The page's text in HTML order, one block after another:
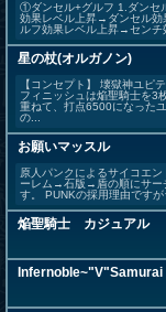
①ダンセル+グルフ 1.ダンセ
効果レベル上昇→ダンセル効
ルフ効果レベル上昇→センチ
星の杖(オルガノン)
【コンセプト】 壊獄神ユピ
フィニッシュは焔聖騎士を3
重ねて、打点6500になった
の...
お願いマッスル
原人パンクによるサイコエ
ーレム→石版→盾の順にサー
す。 PUNKの採用理由です
焔聖騎士 カジュアル
Infernoble~"V"Samurai